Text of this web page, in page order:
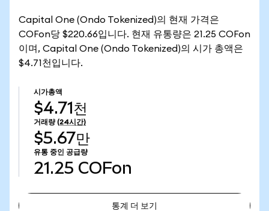
Capital One (Ondo Tokenized)의 현재 가격은
COFon당 $220.66입니다. 현재 유통량은 21.25 COFon
이며, Capital One (Ondo Tokenized)의 시가 총액은
$4.71천입니다.
시가총액
$4.71천
거래량 (24시간)
$5.67만
유통 중인 공급량
21.25 COFon
통계 더 보기